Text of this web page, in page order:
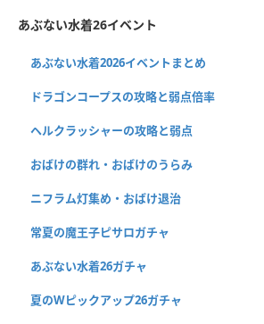
あぶない水着26イベント
あぶない水着2026イベントまとめ
ドラゴンコープスの攻略と弱点倍率
ヘルクラッシャーの攻略と弱点
おばけの群れ・おばけのうらみ
ニフラム灯集め・おばけ退治
常夏の魔王子ピサロガチャ
あぶない水着26ガチャ
夏のWピックアップ26ガチャ